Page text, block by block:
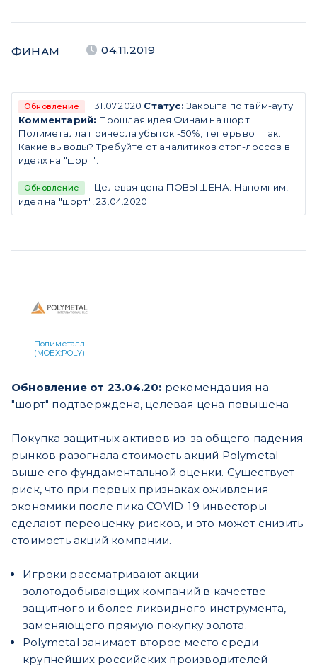
ФИНАМ 04.11.2019
Обновление 31.07.2020 Статус: Закрыта по тайм-ауту.
Комментарий: Прошлая идея Финам на шорт
Полиметалла принесла убыток -50%, теперь вот так.
Какие выводы? Требуйте от аналитиков стоп-лоссов в
идеях на "шорт".
Обновление
Целевая цена ПОВЫШЕНА. Напомним,
идея на "шорт"! 23.04.2020
Полиметалл
(MOEX:POLY)
Обновление от 23.04.20: рекомендация на
"шорт" подтверждена, целевая цена повышена
Покупка защитных активов из-за общего падения
рынков разогнала стоимость акций Polymetal
выше его фундаментальной оценки. Существует
риск, что при первых признаках оживления
экономики после пика COVID-19 инвесторы
сделают переоценку рисков, и это может снизить
стоимость акций компании.
Игроки рассматривают акции
золотодобывающих компаний в качестве
защитного и более ликвидного инструмента,
заменяющего прямую покупку золота.
Polymetal занимает второе место среди
крупнейших российских производителей